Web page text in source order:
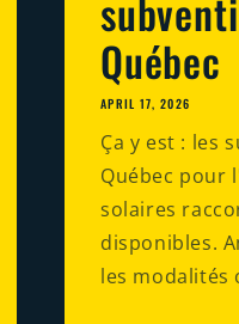
Québec
APRIL 17, 2026
Ça y est : les
Québec pour
solaires
disponibles.
les modalités